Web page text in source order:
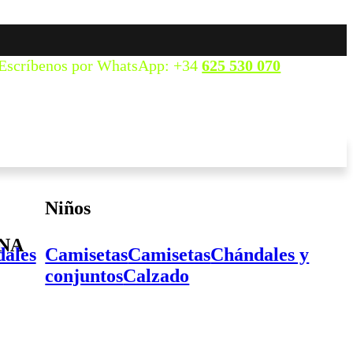
por WhatsApp: +34 625 530 070
Niños
CamisetasCamisetasChándales y
conjuntosCalzado